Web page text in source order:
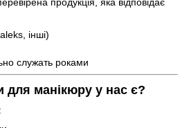
інші)
служать роками
для манікюру у нас є?